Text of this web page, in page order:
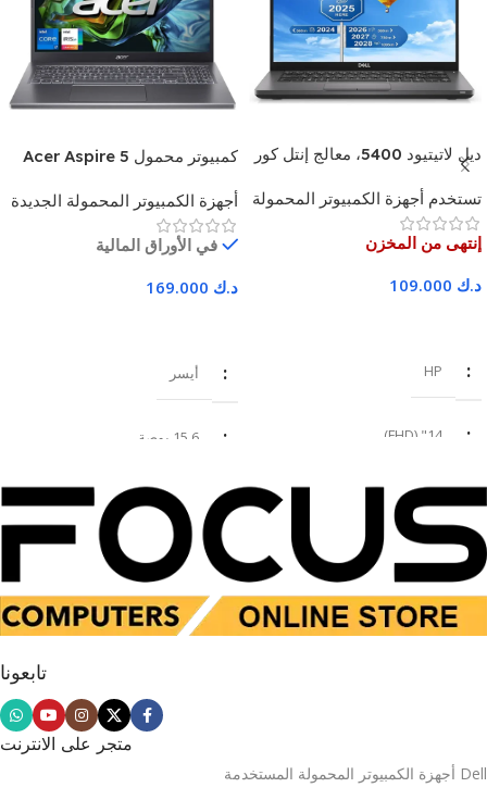
ديل لاتيتيود 5400، معالج إنتل كور
i7، الجيل الثامن، ذاكرة وصول
عشوائي (RAM) سعة 16
512 جيجابايت، شاشة لمس -
تستخدم أجهزة الكمبيوتر المحمولة
إنتهى من المخزن
د.ك
HP
14" (FHD)
i7 8 Gen
16GB
SSD 512GB
كمبيوتر محمول Acer Aspire 5
Core i7-1355U (الجيل الثالث
عشر)، وذاكرة وصول عشوائي
DDR5 سعة 16 جيجابايت، ومحرك
أجهزة الكمبيوتر المحمولة الجديدة
في الأوراق المالية
د.ك
أيسر
15.6 بوصة
إنتل كور i7-1355U
16 GB
SSD 512 جيجابايت
تابعونا
متجر على الانترنت
Dell أجهزة الكمبيوتر المحمولة المستخدمة